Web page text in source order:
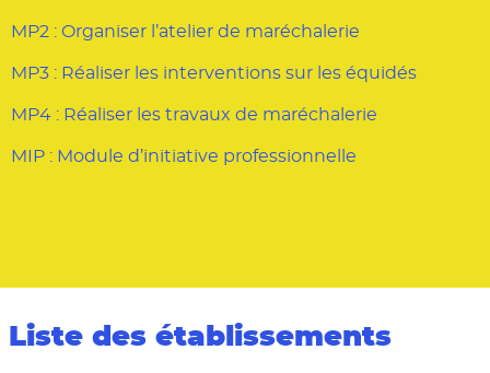
MP2 : Organiser l’atelier de maréchalerie
MP3 : Réaliser les interventions sur les équidés
MP4 : Réaliser les travaux de maréchalerie
MIP : Module d’initiative professionnelle
Liste des établissements